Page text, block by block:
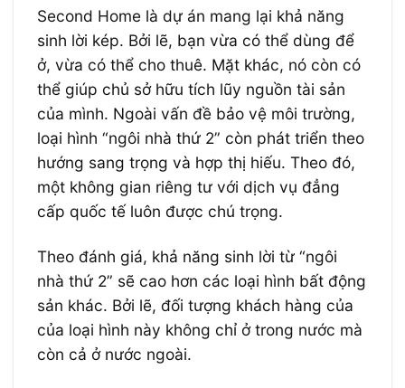
Second Home là dự án mang lại khả năng
sinh lời kép. Bởi lẽ, bạn vừa có thể dùng để
ở, vừa có thể cho thuê. Mặt khác, nó còn có
thể giúp chủ sở hữu tích lũy nguồn tài sản
của mình. Ngoài vấn đề bảo vệ môi trường,
loại hình “ngôi nhà thứ 2” còn phát triển theo
hướng sang trọng và hợp thị hiếu. Theo đó,
một không gian riêng tư với dịch vụ đẳng
cấp quốc tế luôn được chú trọng.
Theo đánh giá, khả năng sinh lời từ “ngôi
nhà thứ 2” sẽ cao hơn các loại hình bất động
sản khác. Bởi lẽ, đối tượng khách hàng của
của loại hình này không chỉ ở trong nước mà
còn cả ở nước ngoài.